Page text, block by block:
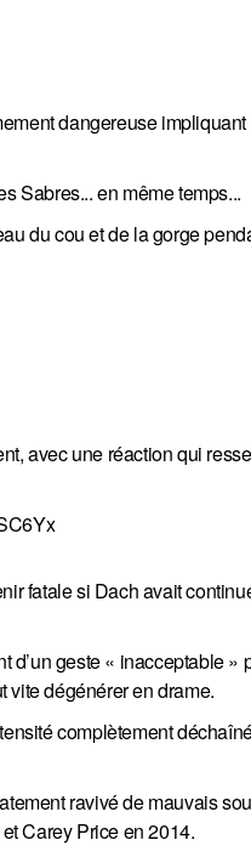
dangereuse
Sabres... en même temps...
du cou et de la gorge
avec une réaction qui
fatale si Dach avait
d’un geste « inacceptable »
vite dégénérer en drame.
complètement
ravivé de mauvais
Carey Price en 2014.